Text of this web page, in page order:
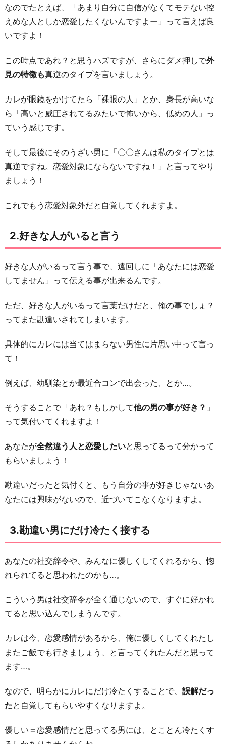
勘
違
い
に
だ
冷
た
く
接
す
無
す
る
5.
周
の
女
を
方
つ
け
6.
な
定
る
7.
惑
と
素
直
伝
え
なのでたとえば、「あまり自分に自信がなくてモテない控
えめな人としか恋愛したくないんですよー」って言えば良
いですよ！
この時点であれ？と思うハズですが、さらにダメ押しで外
見の特徴も真逆のタイプを言いましょう。
カレが眼鏡をかけてたら「裸眼の人」とか、身長が高いな
ら「高いと威圧されてるみたいで怖いから、低めの人」っ
ていう感じです。
そして最後にそのうざい男に「〇〇さんは私のタイプとは
真逆ですね。恋愛対象にならないですね！」と言ってやり
ましょう！
これでもう恋愛対象外だと自覚してくれますよ。
2.好きな人がいると言う
好きな人がいるって言う事で、遠回しに「あなたには恋愛
してません」って伝える事が出来るんです。
ただ、好きな人がいるって言葉だけだと、俺の事でしょ？
ってまた勘違いされてしまいます。
具体的にカレには当てはまらない男性に片思い中って言っ
て！
例えば、幼馴染とか最近合コンで出会った、とか…。
そうすることで「あれ？もしかして他の男の事が好き？ 」
って気付いてくれますよ！
あなたが全然違う人と恋愛したいと思ってるって分かって
もらいましょう！
勘違いだったと気付くと、もう自分の事が好きじゃないあ
なたには興味がないので、近づいてこなくなりますよ。
3.勘違い男にだけ冷たく接する
あなたの社交辞令や、みんなに優しくしてくれるから、惚
れられてると思われたのかも…。
こういう男は社交辞令が全く通じないので、すぐに好かれ
てると思い込んでしまうんです。
カレは今、恋愛感情があるから、俺に優しくしてくれたし
またご飯でも行きましょう、と言ってくれたんだと思って
ます…。
なので、明らかにカレにだけ冷たくすることで、 誤解だっ
たと自覚してもらいやすくなりますよ。
優しい＝恋愛感情だと思ってる男には、とことん冷たくす